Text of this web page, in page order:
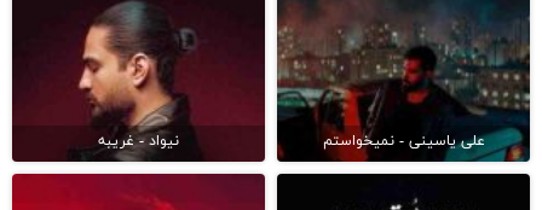
علی یاسینی - نمیخواستم نیواد - غریبه